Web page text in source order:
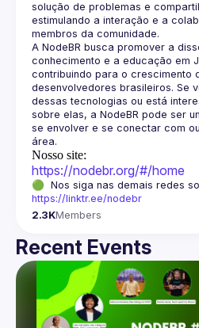
solução de problemas e
estimulando a interação e a
A NodeBR busca promover a
conhecimento e a educação em
contribuindo para o crescimento
desenvolvedores brasileiros. Se
dessas tecnologias ou está
sobre elas, a NodeBR pode ser
se envolver e se conectar com
Nosso site:
https://nodebr.org/#/home
https://linktr.ee/nodebr
2.3KMembers
Recent Events